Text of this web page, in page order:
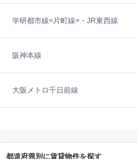
学研都市線<片町線>・JR東西線
阪神本線
大阪メトロ千日前線
都道府県別に賃貸物件を探す